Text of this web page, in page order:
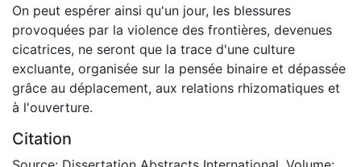
On peut espérer ainsi qu'un jour, les blessures
provoquées par la violence des frontières, devenues
cicatrices, ne seront que la trace d'une culture
excluante, organisée sur la pensée binaire et dépassée
grâce au déplacement, aux relations rhizomatiques et
à l'ouverture.
Citation